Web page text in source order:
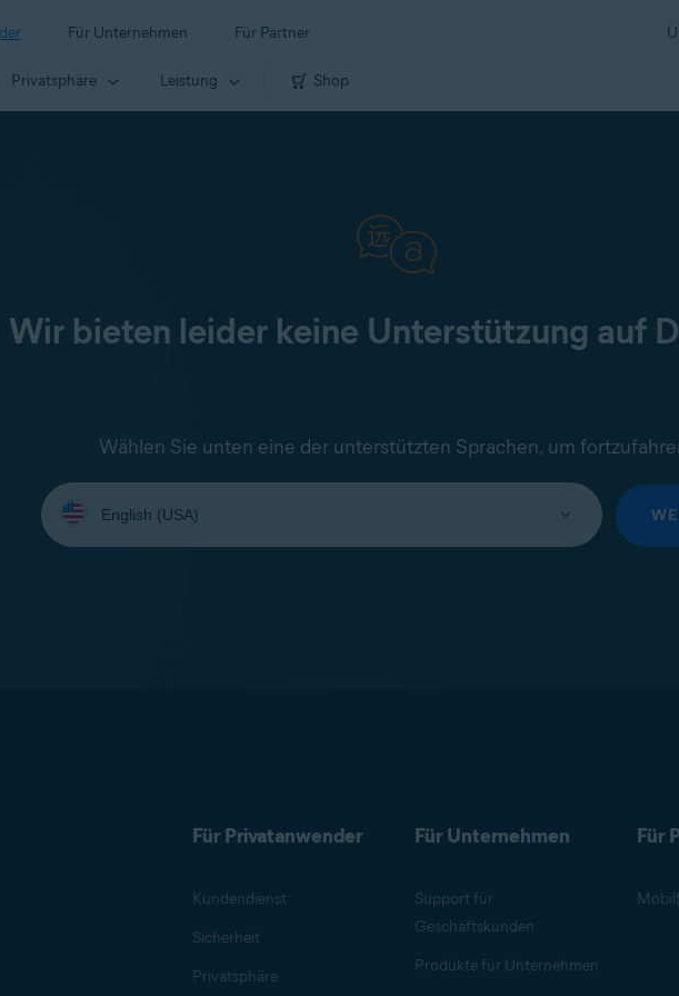
Für Unternehmen Für Partner
Privatsphäre Leistung Shop
Wir bieten leider keine Unterstützung auf
Wählen Sie unten eine der unterstützten Sprachen, um
Wählen
Sie
Ihre
Für Privatanwender
Kundendienst
Sicherheit
Privatsphäre
Für Unternehmen
Support für
Geschäftskunden
Produkte für Unternehmen
Für